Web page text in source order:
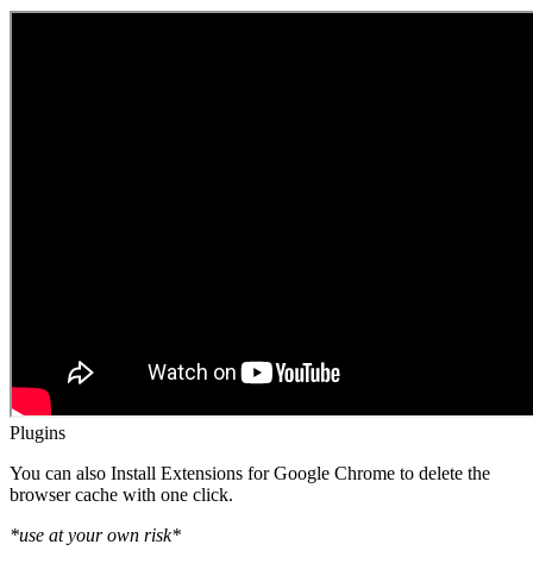
Plugins
You can also Install Extensions for Google Chrome to delete the
browser cache with one click.
*use at your own risk*